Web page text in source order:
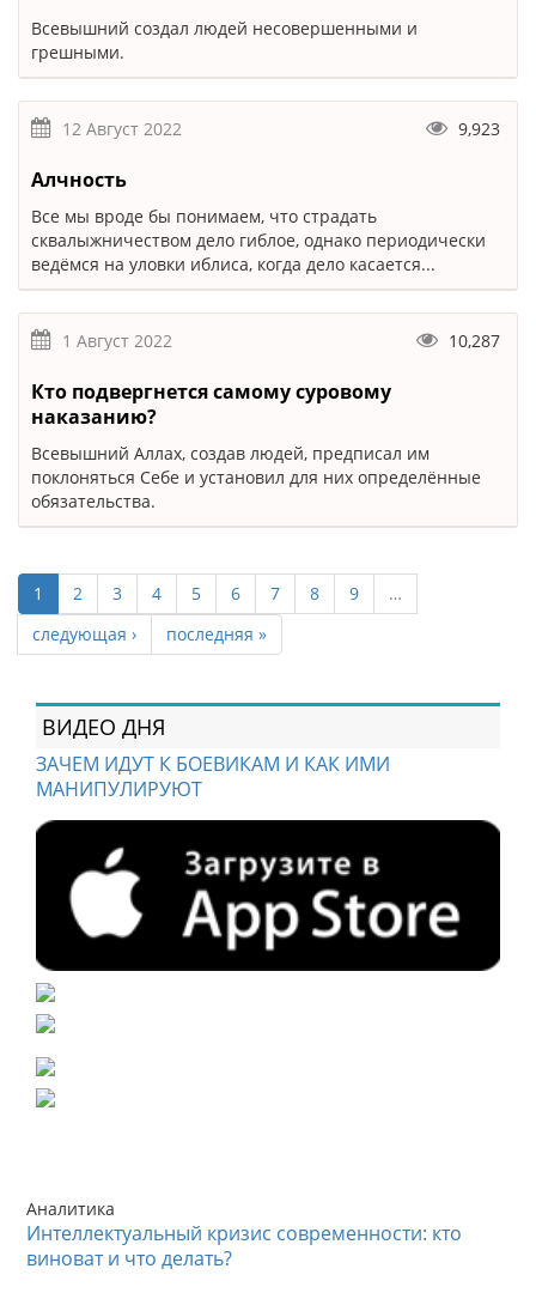
Всевышний создал людей несовершенными и
грешными.
12 Август 2022 9,923
Алчность
Все мы вроде бы понимаем, что страдать
сквалыжничеством дело гиблое, однако периодически
ведёмся на уловки иблиса, когда дело касается...
1 Август 2022 10,287
Кто подвергнется самому суровому
наказанию?
Всевышний Аллах, создав людей, предписал им
поклоняться Себе и установил для них определённые
обязательства.
1 2 3 4 5 6 7 8 9
…
следующая ›
последняя »
ВИДЕО ДНЯ
ЗАЧЕМ ИДУТ К БОЕВИКАМ И КАК ИМИ
МАНИПУЛИРУЮТ
Аналитика
Интеллектуальный кризис современности: кто
виноват и что делать?